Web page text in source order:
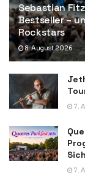
Sebastian
Bestseller –
Rockstars
8. August 2026
7.
7.